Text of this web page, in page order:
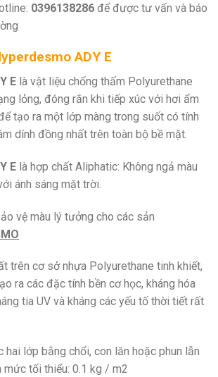
0396138286 để được tư vấn và báo
ADY E
E là vật liệu chống thấm Polyurethane
lỏng, đóng rắn khi tiếp xúc với hơi ẩm
tạo ra một lớp màng trong suốt có tính
dính đồng nhất trên toàn bộ bề mặt.
E là hợp chất Aliphatic: Không ngả màu
ánh sáng mặt trời.
vệ màu lý tưởng cho các sản
trên cơ sở nhựa Polyurethane tinh khiết,
ra các đặc tính bền cơ học, kháng hóa
tia UV và kháng các yếu tố thời tiết rất
hai lớp bằng chổi, con lăn hoặc phun lẫn
mức tối thiểu: 0.1 kg / m2